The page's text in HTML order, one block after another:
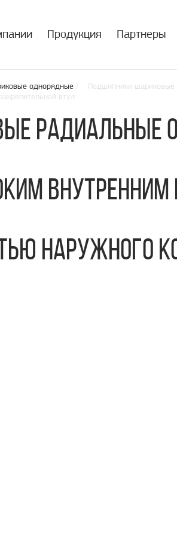
Продукция Партнеры
однорядные / Подшипники шариковые
втул
радиальные
наружного